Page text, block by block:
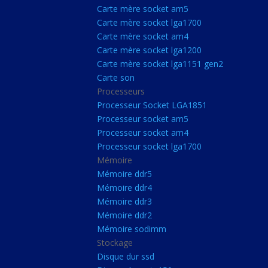
Carte Mère Socket
Carte mère socket am5
Carte mère socket
Carte mère socket am4
Carte mère socket
Carte son
Processeurs
Carte mère socket am5
Carte mère socket lga1700
Carte mère socket am4
Carte mère socket lga1200
Carte mère socket lga1151 gen2
Carte son
Processeurs
Processeur Socket LGA1851
Processeur socket am5
Processeur socket am4
Processeur socket lga1700
Mémoire
Mémoire ddr5
Mémoire ddr4
Mémoire ddr3
Mémoire ddr2
Mémoire sodimm
Stockage
Disque dur ssd